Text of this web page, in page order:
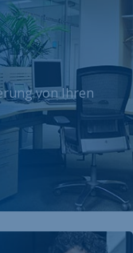
von Ihren